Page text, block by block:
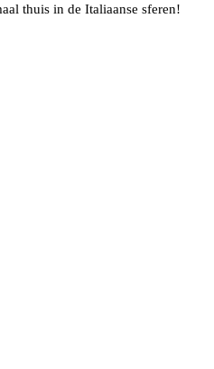
thuis in de Italiaanse sferen!